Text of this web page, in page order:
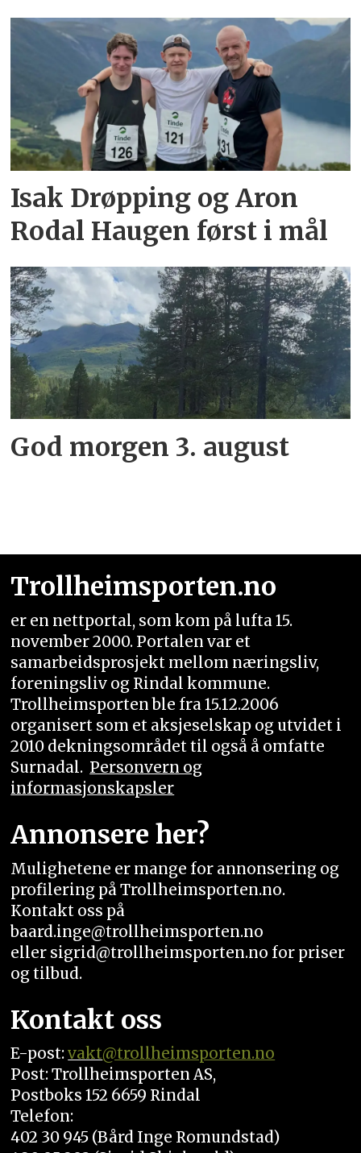
Isak Drøpping og Aron
Rodal Haugen først i mål
God morgen 3. august
Trollheimsporten.no
er en nettportal, som kom på lufta 15.
november 2000. Portalen var et
samarbeidsprosjekt mellom næringsliv,
foreningsliv og Rindal kommune.
Trollheimsporten ble fra 15.12.2006
organisert som et aksjeselskap og utvidet i
2010 dekningsområdet til også å omfatte
Surnadal. Personvern og
informasjonskapsler
Annonsere her?
Mulighetene er mange for annonsering og
profilering på Trollheimsporten.no.
Kontakt oss på
baard.inge@trollheimsporten.no
eller sigrid@trollheimsporten.no for priser
og tilbud.
Kontakt oss
E-post:vakt@trollheimsporten.no
Post: Trollheimsporten AS,
Postboks 152 6659 Rindal
Telefon:
402 30 945 (Bård Inge Romundstad)